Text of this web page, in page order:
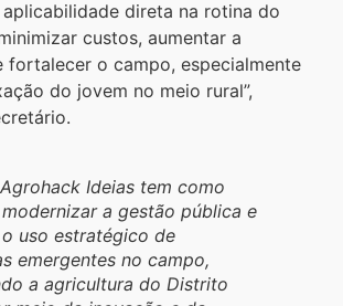
direta na rotina do
custos, aumentar a
fortalecer o campo, especialmente
do jovem no meio rural”,
Agrohack Ideias tem como
a gestão pública e
uso estratégico de
emergentes no campo,
a agricultura do Distrito